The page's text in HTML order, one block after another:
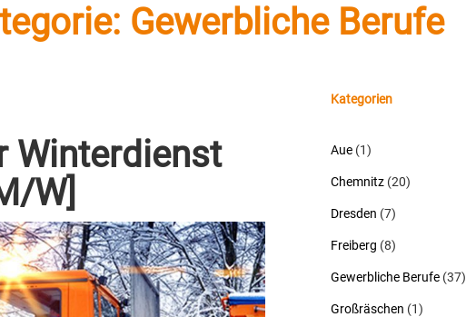
Gewerbliche Berufe
Winterdienst
W]
Kategorien
Aue (1)
Chemnitz (20)
Dresden (7)
Freiberg (8)
Gewerbliche Berufe (37)
Großräschen (1)